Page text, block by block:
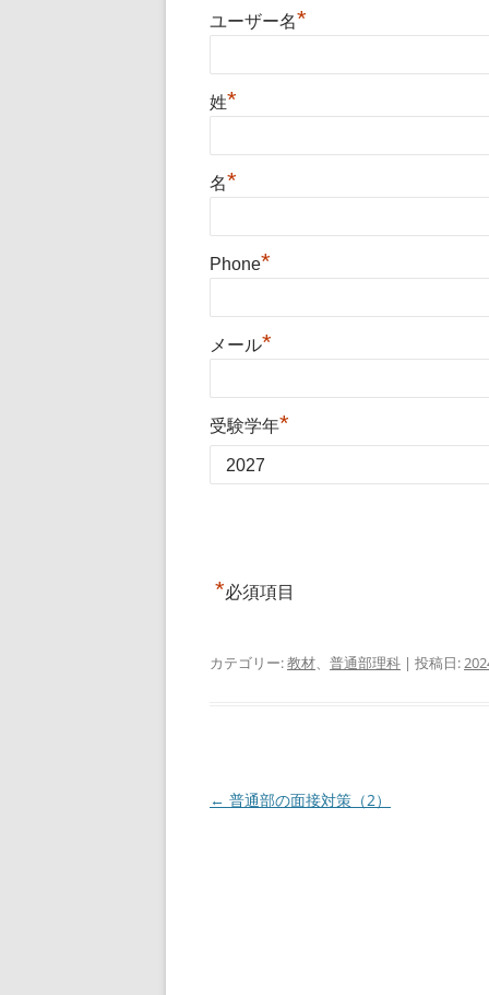
ユーザー名*
姓*
名*
Phone*
メール*
受験学年*
*必須項目
カテゴリー:教材、 普通部理科 | 投稿日:
投
← 普通部の面接対策（2）